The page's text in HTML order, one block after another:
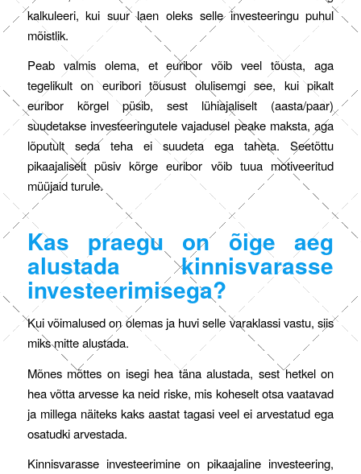
kalkuleeri, kui suur laen oleks selle investeeringu puhul
mõistlik.
Peab valmis olema, et euribor võib veel tõusta, aga
tegelikult on euribori tõusust olulisemgi see, kui pikalt
euribor kõrgel püsib, sest lühiajaliselt (aasta/paar)
suudetakse investeeringutele vajadusel peake maksta, aga
lõputult seda teha ei suudeta ega taheta. Seetõttu
pikaajaliselt püsiv kõrge euribor võib tuua motiveeritud
müüjaid turule.
Kas praegu on õige aeg
alustada kinnisvarasse
investeerimisega?
Kui võimalused on olemas ja huvi selle varaklassi vastu, siis
miks mitte alustada.
Mõnes mõttes on isegi hea täna alustada, sest hetkel on
hea võtta arvesse ka neid riske, mis koheselt otsa vaatavad
ja millega näiteks kaks aastat tagasi veel ei arvestatud ega
osatudki arvestada.
Kinnisvarasse investeerimine on pikaajaline investeering,